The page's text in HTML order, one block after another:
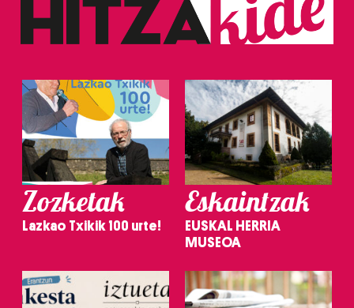
Zozketak
Lazkao Txikik 100 urte!
Eskaintzak
EUSKAL HERRIA
MUSEOA